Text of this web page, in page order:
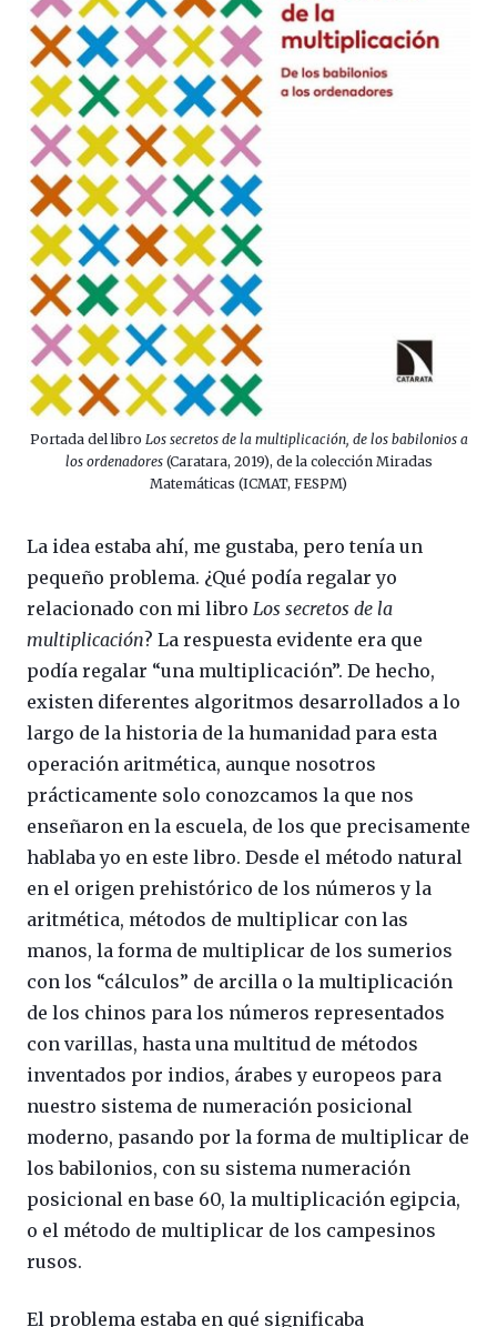
Portada del libro Los secretos de la multiplicación, de los babilonios a
los ordenadores(Caratara, 2019), de la colección Miradas
Matemáticas (ICMAT, FESPM)
La idea estaba ahí, me gustaba, pero tenía un
pequeño problema. ¿Qué podía regalar yo
relacionado con mi libro Los secretos de la
multiplicación? La respuesta evidente era que
podía regalar “una multiplicación”. De hecho,
existen diferentes algoritmos desarrollados a lo
largo de la historia de la humanidad para esta
operación aritmética, aunque nosotros
prácticamente solo conozcamos la que nos
enseñaron en la escuela, de los que precisamente
hablaba yo en este libro. Desde el método natural
en el origen prehistórico de los números y la
aritmética, métodos de multiplicar con las
manos, la forma de multiplicar de los sumerios
con los “cálculos” de arcilla o la multiplicación
de los chinos para los números representados
con varillas, hasta una multitud de métodos
inventados por indios, árabes y europeos para
nuestro sistema de numeración posicional
moderno, pasando por la forma de multiplicar de
los babilonios, con su sistema numeración
posicional en base 60, la multiplicación egipcia,
o el método de multiplicar de los campesinos
rusos.
El problema estaba en qué significaba